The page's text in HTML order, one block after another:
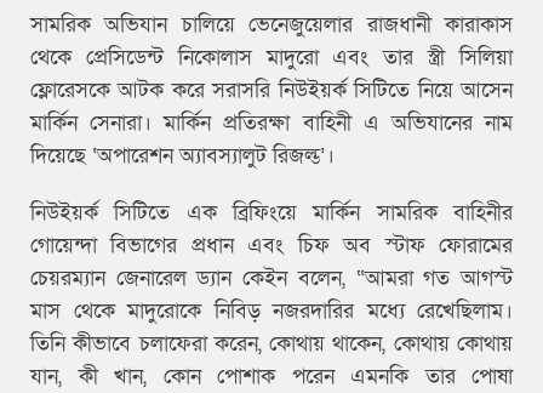
সামরিক অভিযান চালিয়ে ভেনেজুয়েলার রাজধানী কারাকাস
থেকে প্রেসিডেন্ট নিকোলাস মাদুরো এবং তার স্ত্রী সিলিয়া
ফ্লোরেসকে আটক করে সরাসরি নিউইয়র্ক সিটিতে নিয়ে আসেন
মার্কিন সেনারা। মার্কিন প্রতিরক্ষা বাহিনী এ অভিযানের নাম
দিয়েছে ‘অপারেশন অ্যাবস্যালুট রিজল্ভ’।
নিউইয়র্ক সিটিতে এক ব্রিফিংয়ে মার্কিন সামরিক বাহিনীর
গোয়েন্দা বিভাগের প্রধান এবং চিফ অব স্টাফ ফোরামের
চেয়রম্যান জেনারেল ড্যান কেইন বলেন, “আমরা গত আগস্ট
মাস থেকে মাদুরোকে নিবিড় নজরদারির মধ্যে রেখেছিলাম।
তিনি কীভাবে চলাফেরা করেন, কোথায় থাকেন, কোথায় কোথায়
যান, কী খান, কোন পোশাক পরেন এমনকি তার পোষা